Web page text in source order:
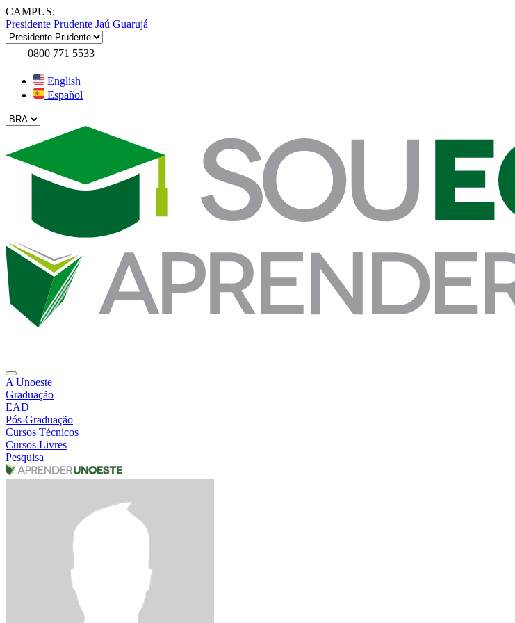
CAMPUS:
Presidente Prudente Jaú Guarujá
0800 771 5533
English
Español
A Unoeste
Graduação
EAD
Pós-Graduação
Cursos Técnicos
Cursos Livres
Pesquisa